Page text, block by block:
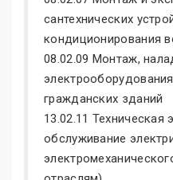
сантехнических
кондиционирования
08.02.09 Монтаж,
гражданских зданий
13.02.11 Техническая
обслуживание